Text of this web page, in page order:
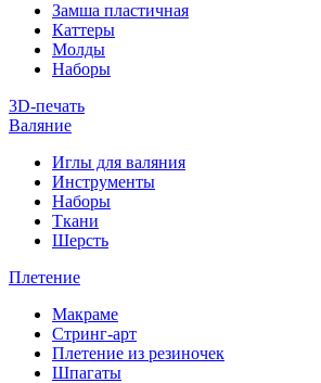
Замша пластичная
Каттеры
Молды
Наборы
3D-печать
Валяние
Иглы для валяния
Инструменты
Наборы
Ткани
Шерсть
Плетение
Макраме
Стринг-арт
Плетение из резиночек
Шпагаты